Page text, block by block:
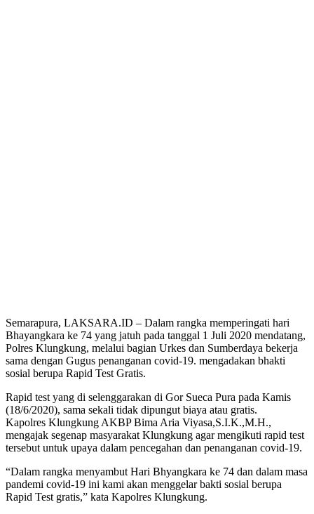
Semarapura, LAKSARA.ID – Dalam rangka memperingati hari
Bhayangkara ke 74 yang jatuh pada tanggal 1 Juli 2020 mendatang,
Polres Klungkung, melalui bagian Urkes dan Sumberdaya bekerja
sama dengan Gugus penanganan covid-19. mengadakan bhakti
sosial berupa Rapid Test Gratis.
Rapid test yang di selenggarakan di Gor Sueca Pura pada Kamis
(18/6/2020), sama sekali tidak dipungut biaya atau gratis.
Kapolres Klungkung AKBP Bima Aria Viyasa,S.I.K.,M.H.,
mengajak segenap masyarakat Klungkung agar mengikuti rapid test
tersebut untuk upaya dalam pencegahan dan penanganan covid-19.
“Dalam rangka menyambut Hari Bhyangkara ke 74 dan dalam masa
pandemi covid-19 ini kami akan menggelar bakti sosial berupa
Rapid Test gratis,” kata Kapolres Klungkung.